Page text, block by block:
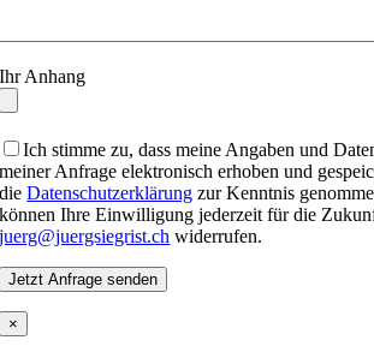
Ihr Anhang
Ich stimme zu, dass meine Angaben und
meiner Anfrage elektronisch erhoben und
dieDatenschutzerklärung zur Kenntnis
können Ihre Einwilligung jederzeit für die
juerg@juergsiegrist.ch widerrufen.
×